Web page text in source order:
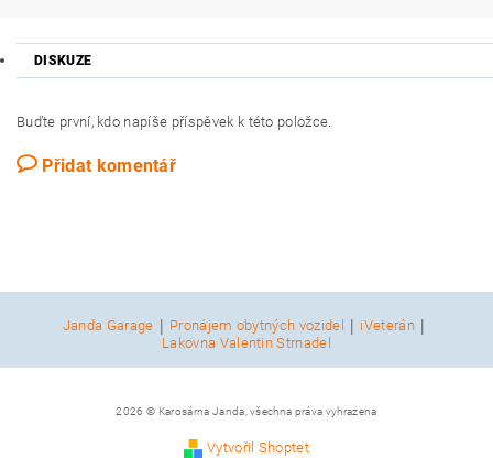
DISKUZE
Buďte první, kdo napíše příspěvek k této položce.
Přidat komentář
Janda Garage | Pronájem obytných vozidel | iVeterán |
Lakovna Valentin Strnadel
2026 © Karosárna Janda, všechna práva vyhrazena
Vytvořil Shoptet